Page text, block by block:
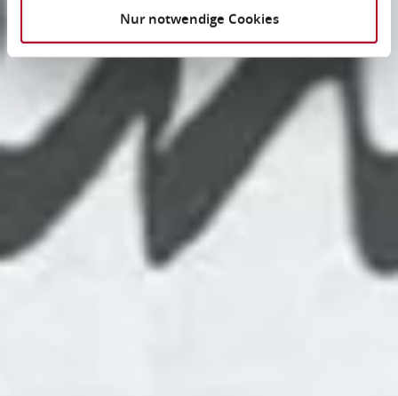
Nur notwendige Cookies